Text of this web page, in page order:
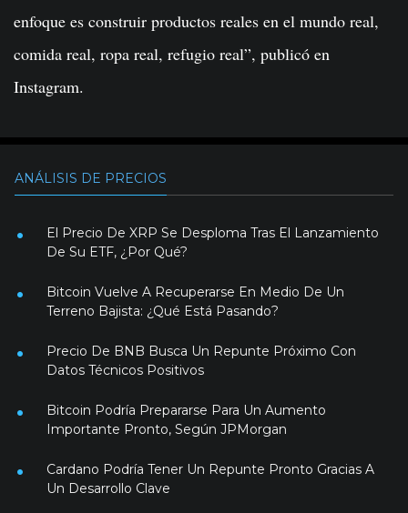
enfoque es construir productos reales en el mundo real,
comida real, ropa real, refugio real”, publicó en
Instagram.
ANÁLISIS DE PRECIOS
El Precio De XRP Se Desploma Tras El Lanzamiento
De Su ETF, ¿Por Qué?
Bitcoin Vuelve A Recuperarse En Medio De Un
Terreno Bajista: ¿Qué Está Pasando?
Precio De BNB Busca Un Repunte Próximo Con
Datos Técnicos Positivos
Bitcoin Podría Prepararse Para Un Aumento
Importante Pronto, Según JPMorgan
Cardano Podría Tener Un Repunte Pronto Gracias A
Un Desarrollo Clave